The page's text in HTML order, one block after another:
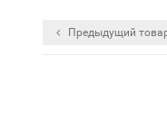
Предыдущий